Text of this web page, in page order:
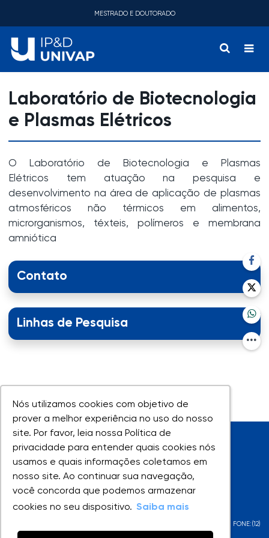
Nós utilizamos cookies com objetivo de
prover a melhor experiência no uso do nosso
site. Por favor, leia nossa Política de
privacidade para entender quais cookies nós
usamos e quais informações coletamos em
nosso site. Ao continuar sua navegação,
você concorda que podemos armazenar
cookies no seu dispositivo. Saiba mais
Nós utilizamos cookies com objetivo de
prover a melhor experiência no uso do nosso
site. Por favor, leia nossa Política de
privacidade para entender quais cookies nós
usamos e quais informações coletamos em
nosso site. Ao continuar sua navegação,
você concorda que podemos armazenar
cookies no seu dispositivo. Saiba mais
MESTRADO E DOUTORADO
Laboratório de Biotecnologia
e Plasmas Elétricos
O
Laboratório de Biotecnologia e Plasmas
Elétricos tem atuação na pesquisa e
desenvolvimento na área de aplicação de plasmas
atmosféricos não térmicos em alimentos,
microrganismos, téxteis, polímeros e membrana
amniótica
Contato
Linhas de Pesquisa
UNIVAP - Todos os direitos reservados
AV. SHISHIMA HIFUMI, 2911 - URBANOVA - SÃO JOSÉ DOS CAMPOS - SP - FONE:(12)